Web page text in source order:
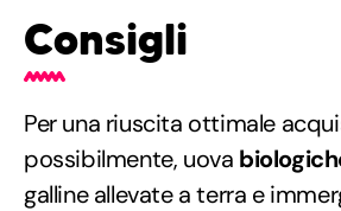
Consigli
Per una riuscita ottimale
possibilmente, uova
galline allevate a terra e